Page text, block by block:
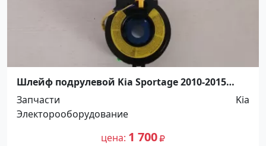
Шлейф подрулевой Kia Sportage 2010-2015
Краснодар
Запчасти
Kia
Электорооборудование
цена 1 700